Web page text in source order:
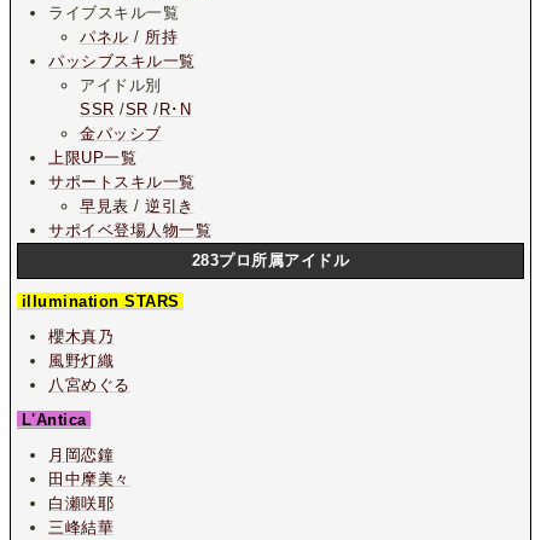
ライブスキル一覧
パネル / 所持
パッシブスキル一覧
アイドル別
SSR /SR /R･N
金パッシブ
上限UP一覧
サポートスキル一覧
早見表 /逆引き
サポイベ登場人物一覧
283プロ所属アイドル
illumination STARS
櫻木真乃
風野灯織
八宮めぐる
L'Antica
月岡恋鐘
田中摩美々
白瀬咲耶
三峰結華